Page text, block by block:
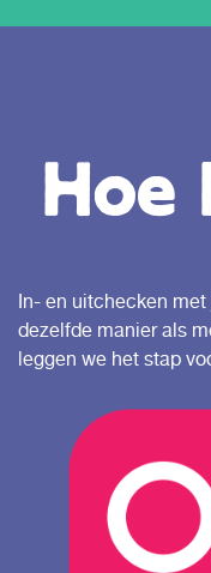
Hoe
In- en uitchecken
dezelfde manier als
leggen we het stap